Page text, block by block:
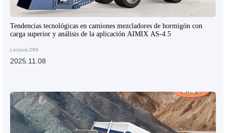
Tendencias tecnológicas en camiones mezcladores de hormigón con
carga superior y análisis de la aplicación AIMIX AS-4.5
Lectura:299
2025.11.08